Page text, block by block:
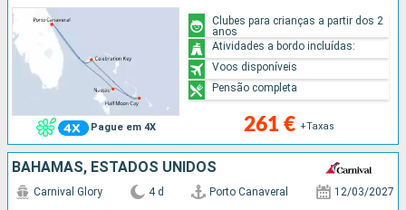
Pague em 4X 261 € +Taxas
Clubes para crianças a partir dos 2
anos
Atividades a bordo incluídas:
Voos disponíveis
Pensão completa
BAHAMAS, ESTADOS UNIDOS
Carnival Glory 4 d Porto Canaveral 12/03/2027